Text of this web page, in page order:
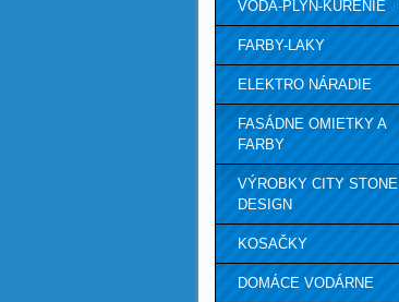
VODA-PLYN-KÚRENIE
FARBY-LAKY
ELEKTRO NÁRADIE
FASÁDNE OMIETKY A
FARBY
VÝROBKY CITY STONE
DESIGN
KOSAČKY
DOMÁCE VODÁRNE